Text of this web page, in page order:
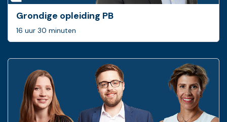
Grondige opleiding PB
16 uur 30 minuten